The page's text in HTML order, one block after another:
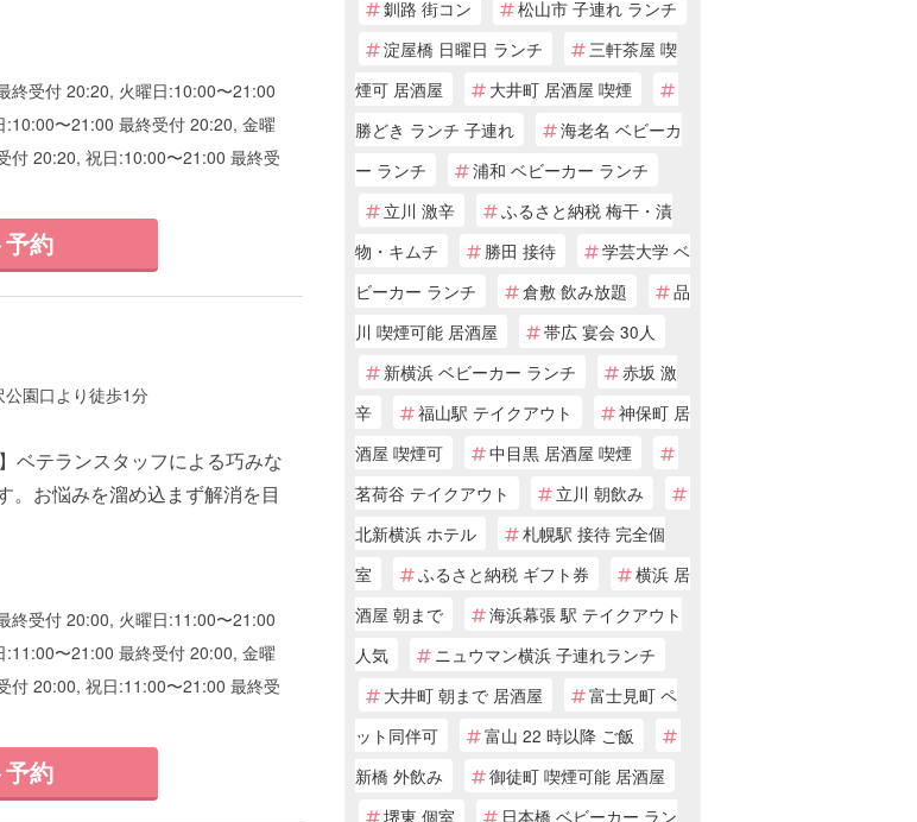
終受付 20:20, 火曜日:10:00〜21:00
〜21:00 最終受付 20:20, 金曜
付 20:20, 祝日:10:00〜21:00 最終受
約
園口より徒歩1分
ベテランスタッフによる巧みな
。お悩みを溜め込まず解消を目
終受付 20:00, 火曜日:11:00〜21:00
〜21:00 最終受付 20:00, 金曜
付 20:00, 祝日:11:00〜21:00 最終受
約
釧路 街コン
松山市 子連れ ランチ
淀屋橋 日曜日 ランチ
三軒茶屋 喫
煙可 居酒屋
大井町 居酒屋 喫煙
勝どき ランチ 子連れ
海老名 ベビーカ
ー ランチ
浦和 ベビーカー ランチ
立川 激辛
ふるさと納税 梅干・漬
物・キムチ
勝田 接待
学芸大学 ベ
ビーカー ランチ
倉敷 飲み放題
品
川 喫煙可能 居酒屋
帯広 宴会 30人
新横浜 ベビーカー ランチ
赤坂 激
辛
福山駅 テイクアウト
神保町 居
酒屋 喫煙可
中目黒 居酒屋 喫煙
茗荷谷 テイクアウト
立川 朝飲み
北新横浜 ホテル
札幌駅 接待 完全個
室
ふるさと納税 ギフト券
横浜 居
酒屋 朝まで
海浜幕張 駅 テイクアウト
人気
ニュウマン横浜 子連れランチ
大井町 朝まで 居酒屋
富士見町 ペ
ット同伴可
富山 22 時以降 ご飯
新橋 外飲み
御徒町 喫煙可能 居酒屋
堺東 個室
日本橋 ベビーカー ラン